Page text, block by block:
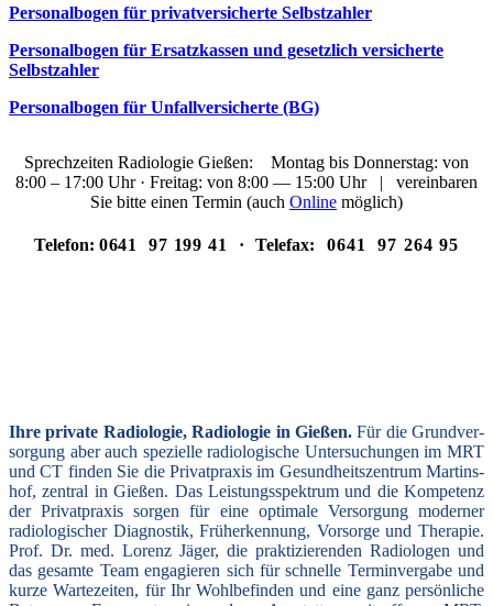
Per­so­nal­bo­gen für pri­vat­ver­si­cher­te Selbst­zah­ler
Per­so­nal­bo­gen für Ersatz­kas­sen und gesetz­lich ver­si­cher­te
Selbst­zah­ler
Per­so­nal­bo­gen für Unfall­ver­si­cher­te (BG)
Sprech­zei­ten Radio­lo­gie Gie­ßen: Mon­tag bis Don­ners­tag: von
8:00 – 17:00 Uhr · Frei­tag: von 8:00 — 15:00 Uhr | ver­ein­ba­ren
Sie bit­te einen Ter­min (auch Online mög­lich)
Telefon: 0641 97 199 41 ·Telefax: 0641 97 264 95
Ihre pri­va­te Radio­lo­gie, Radio­lo­gie in Gie­ßen.Für die Grund­ver­
sor­gung aber auch spe­zi­el­le radio­lo­gi­sche Unter­su­chun­gen im MRT
und CT fin­den Sie die Pri­vat­pra­xis im Gesund­heits­zen­trum Mar­tins­
hof, zen­tral in Gie­ßen. Das Leis­tungs­spek­trum und die Kom­pe­tenz
der Pri­vat­pra­xis sor­gen für eine opti­ma­le Ver­sor­gung moder­ner
radio­lo­gi­scher Dia­gnos­tik, Früh­erken­nung, Vor­sor­ge und The­ra­pie.
Prof. Dr. med. Lorenz Jäger, die prakti­zierenden Radio­lo­gen und
das gesam­te Team enga­gie­ren sich für schnel­le Termin­vergabe und
kur­ze Warte­zeiten, für Ihr Wohl­befinden und eine ganz per­sön­li­che